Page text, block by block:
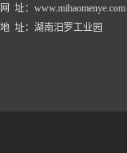
网 址：www.mihaomenye.com
地 址：湖南汨罗工业园